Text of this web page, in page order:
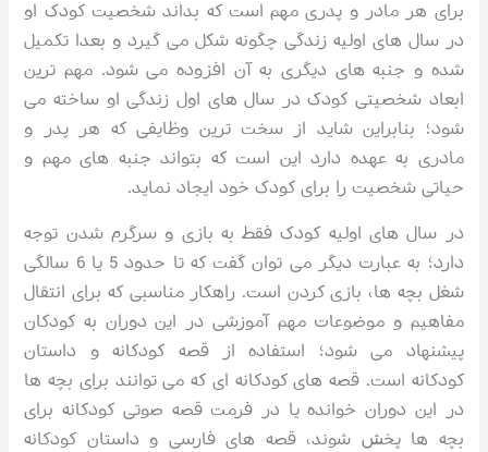
برای هر مادر و پدری مهم است که بداند شخصیت کودک او
در سال های اولیه زندگی چگونه شکل می گیرد و بعدا تکمیل
شده و جنبه های دیگری به آن افزوده می شود. مهم ترین
ابعاد شخصیتی کودک در سال های اول زندگی او ساخته می
شود؛ بنابراین شاید از سخت ترین وظایفی که هر پدر و
مادری به عهده دارد این است که بتواند جنبه های مهم و
حیاتی شخصیت را برای کودک خود ایجاد نماید.
در سال های اولیه کودک فقط به بازی و سرگرم شدن توجه
دارد؛ به عبارت دیگر می توان گفت که تا حدود 5 یا 6 سالگی
شغل بچه ها، بازی کردن است. راهکار مناسبی که برای انتقال
مفاهیم و موضوعات مهم آموزشی در این دوران به کودکان
پیشنهاد می شود؛ استفاده از قصه کودکانه و داستان
کودکانه است. قصه های کودکانه ای که می توانند برای بچه ها
در این دوران خوانده یا در فرمت قصه صوتی کودکانه برای
بچه ها پخش شوند، قصه های فارسی و داستان کودکانه